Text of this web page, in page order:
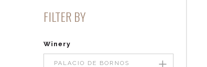
FILTER BY
Winery
PALACIO DE BORNOS